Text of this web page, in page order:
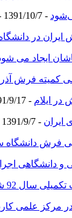
- 1391/10/7 -
در دانشگاه
ایجاد می
کمیته فرش
در ایلام - 1391/9/17 -
ایران - 1391/9/7 -
فرش دانشگاه
و دانشگاهی
سال 92 شروع شد
مرکز علمی